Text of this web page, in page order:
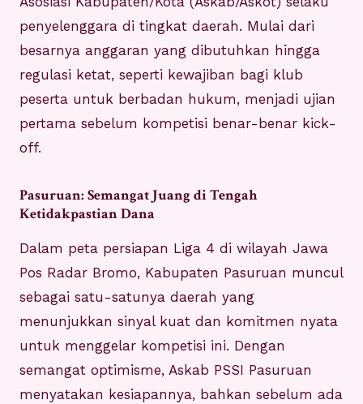
penyelenggara di tingkat daerah. Mulai dari
besarnya anggaran yang dibutuhkan hingga
regulasi ketat, seperti kewajiban bagi klub
peserta untuk berbadan hukum, menjadi ujian
pertama sebelum kompetisi benar-benar kick-
off.
Pasuruan: Semangat Juang di Tengah
Ketidakpastian Dana
Dalam peta persiapan Liga 4 di wilayah Jawa
Pos Radar Bromo, Kabupaten Pasuruan muncul
sebagai satu-satunya daerah yang
menunjukkan sinyal kuat dan komitmen nyata
untuk menggelar kompetisi ini. Dengan
semangat optimisme, Askab PSSI Pasuruan
menyatakan kesiapannya, bahkan sebelum ada